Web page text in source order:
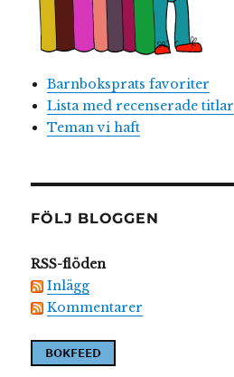
Barnboksprats favoriter
Lista med recenserade titlar
Teman vi haft
FÖLJ BLOGGEN
RSS-flöden
Inlägg
Kommentarer